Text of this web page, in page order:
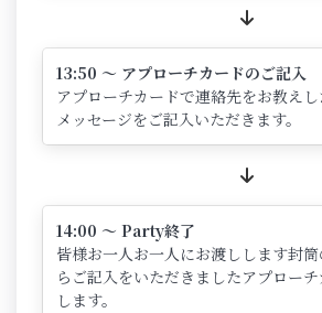
13:50 ～ アプローチカードのご記入
アプローチカードで連絡先をお教え
メッセージをご記入いただきます。
14:00 ～ Party終了
皆様お一人お一人にお渡しします封
らご記入をいただきましたアプロー
します。